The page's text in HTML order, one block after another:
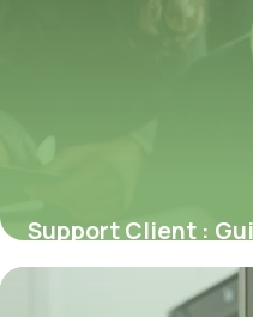
Support Client :
2026